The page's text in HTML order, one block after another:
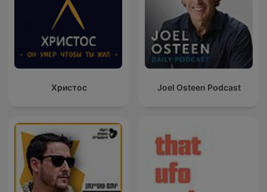
Христос Joel Osteen Podcast